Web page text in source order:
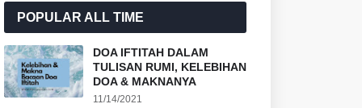
POPULAR ALL TIME
DOA IFTITAH DALAM
TULISAN RUMI, KELEBIHAN
DOA & MAKNANYA
11/14/2021